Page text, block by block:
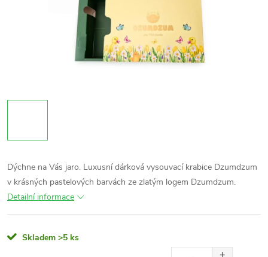
Dýchne na Vás jaro. Luxusní dárková vysouvací krabice Dzumdzum
v krásných pastelových barvách ze zlatým logem Dzumdzum.
Detailní informace
Skladem >5 ks